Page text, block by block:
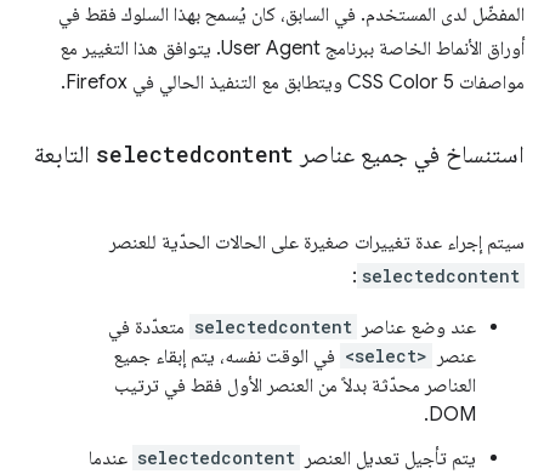
المفضّل لدى المستخدم. في السابق، كان يُسمح بهذا السلوك فقط في
أوراق الأنماط الخاصة ببرنامج User Agent. يتوافق هذا التغيير مع
مواصفات CSS Color 5 ويتطابق مع التنفيذ الحالي في Firefox.
استنساخ في جميع عناصر selectedcontent التابعة
سيتم إجراء عدة تغييرات صغيرة على الحالات الحدّية للعنصر
selectedcontent
:
عند وضع عناصر selectedcontent متعدّدة في
عنصر
<select> في الوقت نفسه، يتم إبقاء جميع
العناصر محدّثة بدلاً من العنصر الأول فقط في ترتيب
DOM.
يتم تأجيل تعديل العنصر selectedcontent عندما